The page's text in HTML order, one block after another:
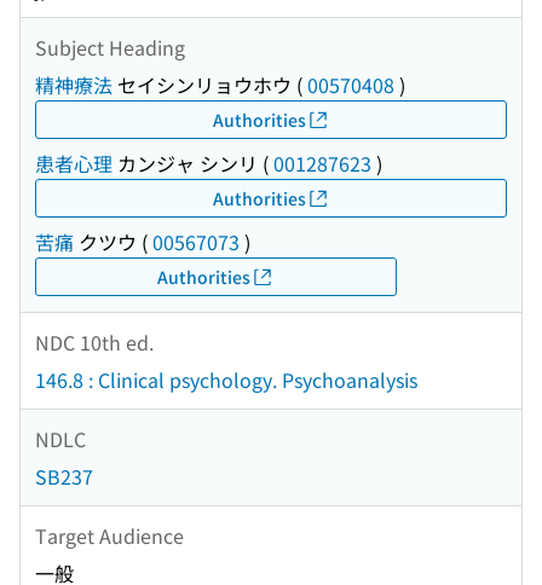
Subject Heading
精神療法 セイシンリョウホウ (00570408 )
Authorities
患者心理 カンジャ シンリ (001287623 )
Authorities
苦痛 クツウ (00567073 )
Authorities
NDC 10th ed.
146.8 : Clinical psychology. Psychoanalysis
NDLC
SB237
Target Audience
一般